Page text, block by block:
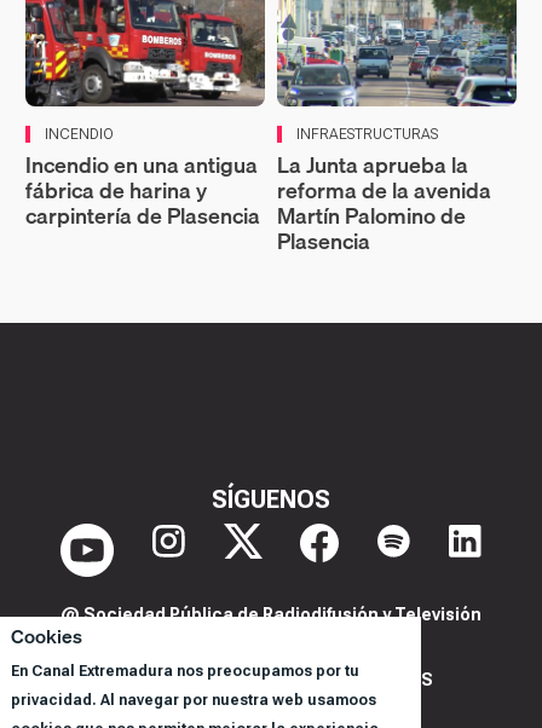
Cookies
En Canal Extremadura nos preocupamos por tu
privacidad. Al navegar por nuestra web usamoos
INCENDIO
Incendio en una antigua
fábrica de harina y
carpintería de Plasencia
INFRAESTRUCTURAS
La Junta aprueba la
reforma de la avenida
Martín Palomino de
Plasencia
SÍGUENOS
@ Sociedad Pública de Radiodifusión y Televisión
POLITICA DE PRIVACIDAD Y COOKIES